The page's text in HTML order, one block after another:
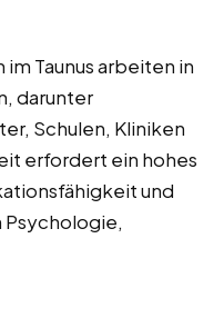
Taunus arbeiten in
darunter
Schulen, Kliniken
erfordert ein hohes
und
Psychologie,